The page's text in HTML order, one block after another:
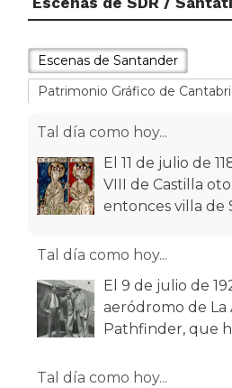
Escenas de Santander
Patrimonio Gráfico de
Tal día como hoy...
El 11 de julio de
VIII de Castilla
entonces villa de
Tal día como hoy...
El 9 de julio de
aeródromo de La
Pathfinder, que
Tal día como hoy...